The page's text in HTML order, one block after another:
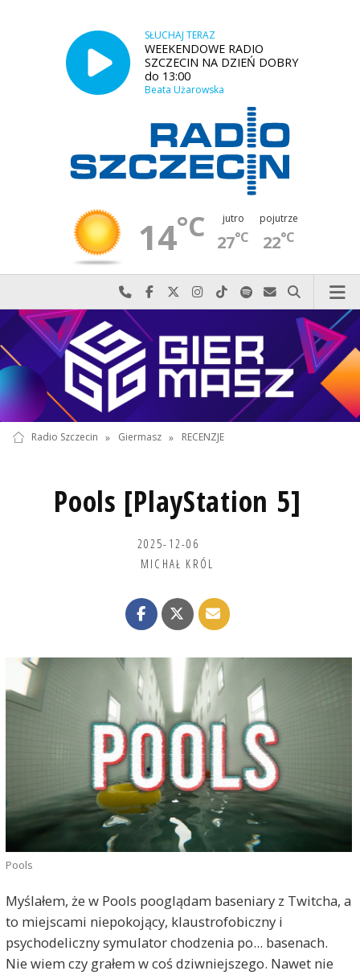
SŁUCHAJ TERAZ
WEEKENDOWE RADIO
SZCZECIN NA DZIEŃ DOBRY
do 13:00
Beata Użarowska
14°C jutro
27°C
pojutrze
22°C
Najlepiej po prostu do nas zadzwoń
Odwiedź nas na Facebook-u
Odwiedź nas na X
Odwiedź nas na Instagram-ie
Odwiedź nas na TikTok-u
Szukaj nas na Spotify
Wyślij do nas
Szukaj
Radio Szczecin » Giermasz » RECENZJE
Pools [PlayStation 5]
2025-12-06
MICHAŁ KRÓL
Pools
Myślałem, że w Pools pooglądam baseniary z Twitcha, a
to miejscami niepokojący, klaustrofobiczny i
psychodeliczny symulator chodzenia po... basenach.
Nie wiem czy grałem w coś dziwniejszego. Nawet nie